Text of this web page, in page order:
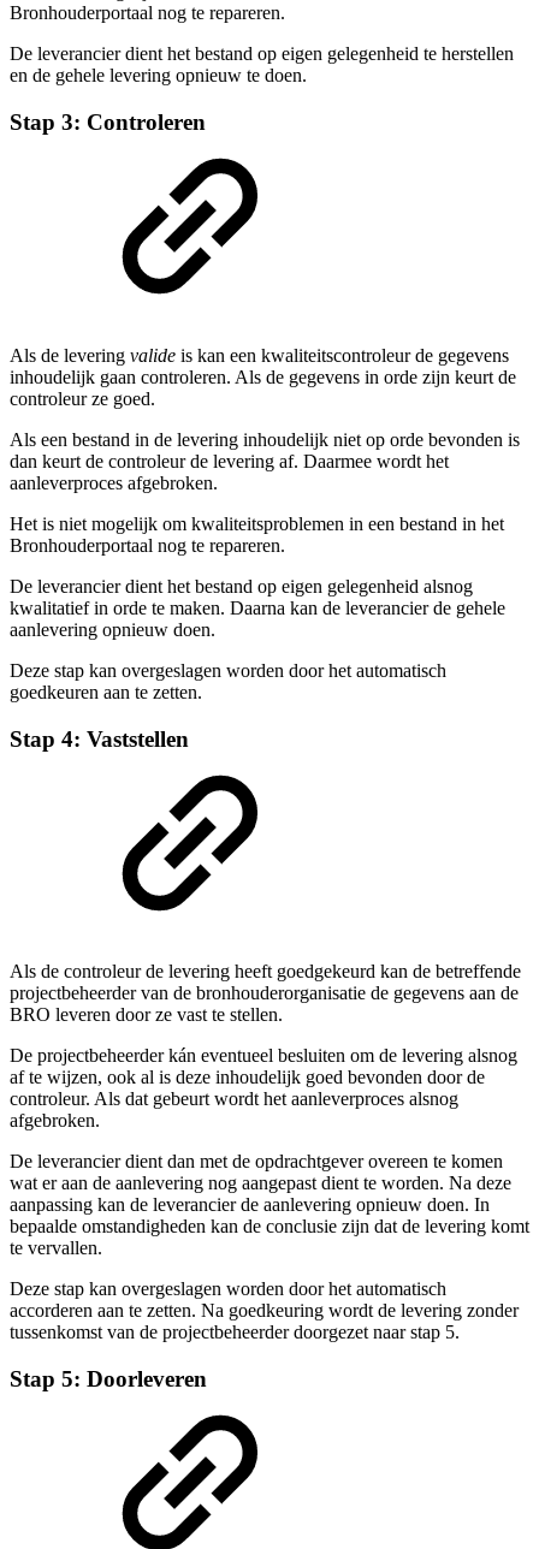
Bronhouderportaal nog te repareren.
De leverancier dient het bestand op eigen gelegenheid te herstellen
en de gehele levering opnieuw te doen.
Stap 3: Controleren
Als de levering valide is kan een kwaliteitscontroleur de gegevens
inhoudelijk gaan controleren. Als de gegevens in orde zijn keurt de
controleur ze goed.
Als een bestand in de levering inhoudelijk niet op orde bevonden is
dan keurt de controleur de levering af. Daarmee wordt het
aanleverproces afgebroken.
Het is niet mogelijk om kwaliteitsproblemen in een bestand in het
Bronhouderportaal nog te repareren.
De leverancier dient het bestand op eigen gelegenheid alsnog
kwalitatief in orde te maken. Daarna kan de leverancier de gehele
aanlevering opnieuw doen.
Deze stap kan overgeslagen worden door het automatisch
goedkeuren aan te zetten.
Stap 4: Vaststellen
Als de controleur de levering heeft goedgekeurd kan de betreffende
projectbeheerder van de bronhouderorganisatie de gegevens aan de
BRO leveren door ze vast te stellen.
De projectbeheerder kán eventueel besluiten om de levering alsnog
af te wijzen, ook al is deze inhoudelijk goed bevonden door de
controleur. Als dat gebeurt wordt het aanleverproces alsnog
afgebroken.
De leverancier dient dan met de opdrachtgever overeen te komen
wat er aan de aanlevering nog aangepast dient te worden. Na deze
aanpassing kan de leverancier de aanlevering opnieuw doen. In
bepaalde omstandigheden kan de conclusie zijn dat de levering komt
te vervallen.
Deze stap kan overgeslagen worden door het automatisch
accorderen aan te zetten. Na goedkeuring wordt de levering zonder
tussenkomst van de projectbeheerder doorgezet naar stap 5.
Stap 5: Doorleveren